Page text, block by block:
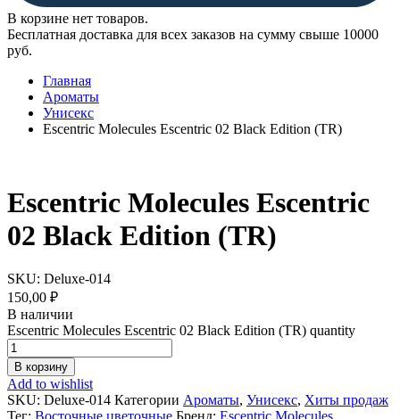
В корзине нет товаров.
Бесплатная доставка для всех заказов на сумму свыше 10000
руб.
Главная
Ароматы
Унисекс
Escentric Molecules Escentric 02 Black Edition (TR)
Escentric Molecules Escentric
02 Black Edition (TR)
SKU: Deluxe-014
150,00 ₽
В наличии
Escentric Molecules Escentric 02 Black Edition (TR) quantity
В корзину
Add to wishlist
SKU: Deluxe-014 Категории Ароматы, Унисекс, Хиты продаж